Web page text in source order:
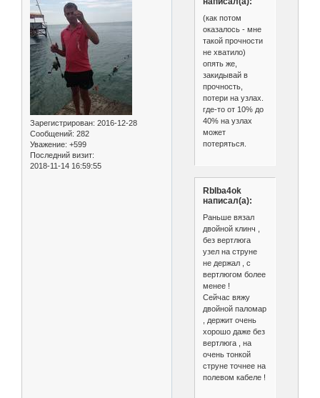
Зарегистрирован: 2016-12-28
Сообщений: 282
Уважение: +599
Последний визит:
2018-11-14 16:59:55
(как потом
оказалось - мне
такой прочности
не хватило)
опять же,
закидывай в
прочность,
потери на узлах.
где-то от 10% до
40% на узлах
может
потеряться.
RbIba4ok
написал(а):
Раньше вязал
двойной клинч ,
без вертлюга
узел на струне
не держал , с
вертлюгом более
менее !
Сейчас вяжу
двойной паломар
, держит очень
хорошо даже без
вертлюга , на
очень тонкой
струне точнее на
полевом кабеле !